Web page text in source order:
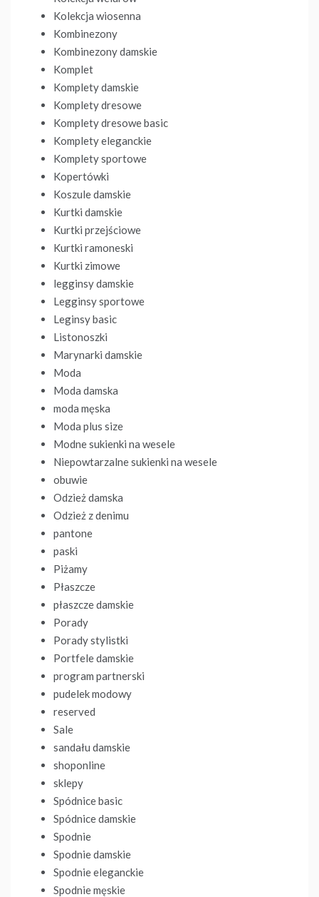
Kolekcja wiosenna
Kombinezony
Kombinezony damskie
Komplet
Komplety damskie
Komplety dresowe
Komplety dresowe basic
Komplety eleganckie
Komplety sportowe
Kopertówki
Koszule damskie
Kurtki damskie
Kurtki przejściowe
Kurtki ramoneski
Kurtki zimowe
legginsy damskie
Legginsy sportowe
Leginsy basic
Listonoszki
Marynarki damskie
Moda
Moda damska
moda męska
Moda plus size
Modne sukienki na wesele
Niepowtarzalne sukienki na wesele
obuwie
Odzież damska
Odzież z denimu
pantone
paski
Piżamy
Płaszcze
płaszcze damskie
Porady
Porady stylistki
Portfele damskie
program partnerski
pudelek modowy
reserved
Sale
sandału damskie
shoponline
sklepy
Spódnice basic
Spódnice damskie
Spodnie
Spodnie damskie
Spodnie eleganckie
Spodnie męskie